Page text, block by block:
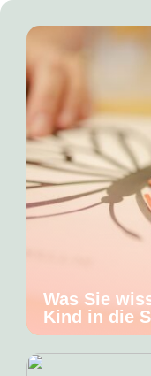
Was Sie
Kind in die